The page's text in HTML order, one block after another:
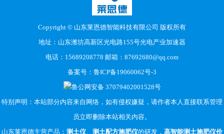
Copyright © 山东莱恩德智能科技有限公司 版权所有
地址：山东潍坊高新区光电路155号光电产业加速器
电话：15689208778 邮箱：87692680@qq.com
备案号： 鲁ICP备19060062号-3
鲁公网安备 37079402001528号
特别声明：本站部分内容来自网络，如有侵权嫌疑，请作者本人直接联系管理
员立即删除本站相关内容。
山东莱恩德主营产品： 测土仪、 测土配方施肥仪的研发， 高智能测土施肥仪价